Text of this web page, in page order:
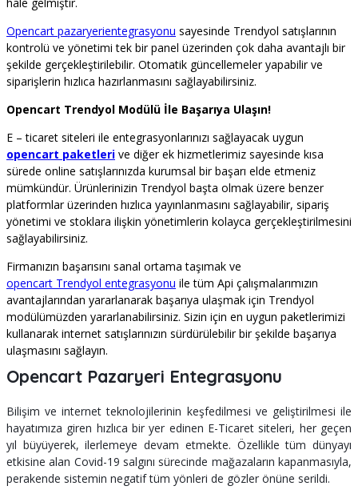
Opencart pazaryerientegrasyonu sayesinde Trendyol satışlarının
kontrolü ve yönetimi tek bir panel üzerinden çok daha avantajlı bir
şekilde gerçekleştirilebilir. Otomatik güncellemeler yapabilir ve
siparişlerin hızlıca hazırlanmasını sağlayabilirsiniz.
Opencart Trendyol Modülü İle Başarıya Ulaşın!
E – ticaret siteleri ile entegrasyonlarınızı sağlayacak uygun
opencart paketleri ve diğer ek hizmetlerimiz sayesinde kısa
sürede online satışlarınızda kurumsal bir başarı elde etmeniz
mümkündür. Ürünlerinizin Trendyol başta olmak üzere benzer
platformlar üzerinden hızlıca yayınlanmasını sağlayabilir, sipariş
yönetimi ve stoklara ilişkin yönetimlerin kolayca gerçekleştirilmesini
sağlayabilirsiniz.
Firmanızın başarısını sanal ortama taşımak ve
opencart Trendyol entegrasyonu ile tüm Api çalışmalarımızın
avantajlarından yararlanarak başarıya ulaşmak için Trendyol
modülümüzden yararlanabilirsiniz. Sizin için en uygun paketlerimizi
kullanarak internet satışlarınızın sürdürülebilir bir şekilde başarıya
ulaşmasını sağlayın.
Opencart Pazaryeri Entegrasyonu
Bilişim ve internet teknolojilerinin keşfedilmesi ve geliştirilmesi ile
hayatımıza giren hızlıca bir yer edinen E-Ticaret siteleri, her geçen
yıl büyüyerek, ilerlemeye devam etmekte. Özellikle tüm dünyayı
etkisine alan Covid-19 salgını sürecinde mağazaların kapanmasıyla,
perakende sistemin negatif tüm yönleri de gözler önüne serildi.